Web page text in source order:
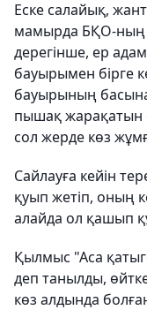
Еске салайық,
мамырда БҚО-ның
дерегінше, ер
бауырымен бірге
бауырының
пышақ жарақатын
сол жерде көз
Сайлауға кейін
қуып жетіп, оның
алайда ол қашып
Қылмыс "Аса
деп танылды,
көз алдында